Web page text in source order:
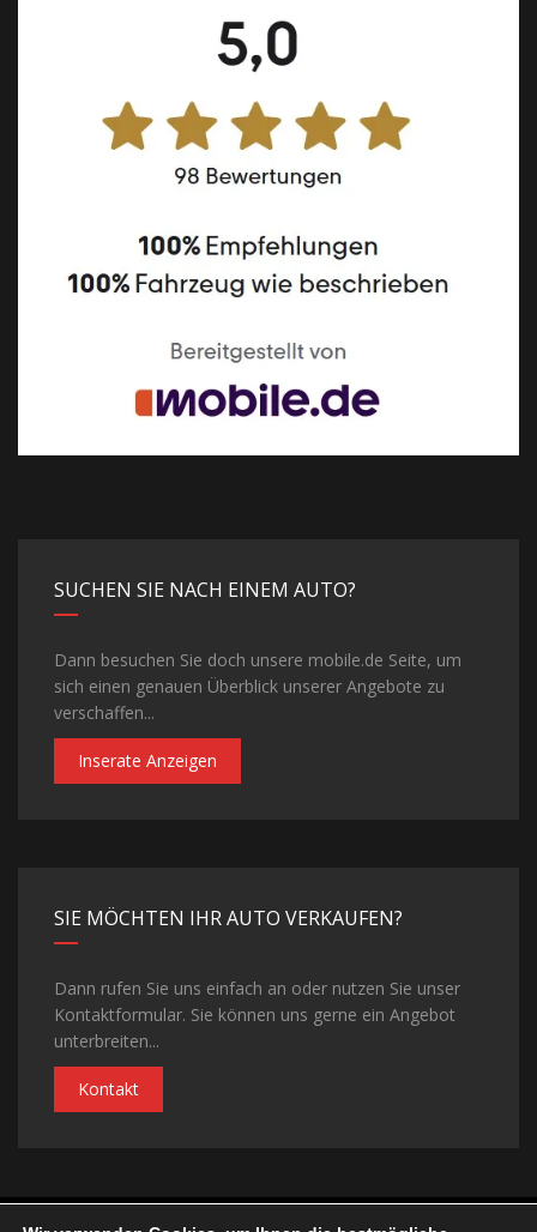
SUCHEN SIE NACH EINEM AUTO?
Dann besuchen Sie doch unsere mobile.de Seite, um
sich einen genauen Überblick unserer Angebote zu
verschaffen...
Inserate Anzeigen
SIE MÖCHTEN IHR AUTO VERKAUFEN?
Dann rufen Sie uns einfach an oder nutzen Sie unser
Kontaktformular. Sie können uns gerne ein Angebot
unterbreiten...
Kontakt